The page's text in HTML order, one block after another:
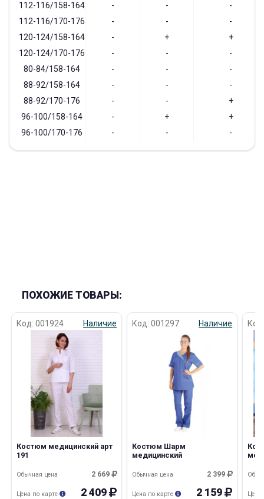
112-116/158-164
- -
-
112-116/170-176
- -
-
120-124/158-164
- +
+
120-124/170-176
- -
-
80-84/158-164
- -
-
88-92/158-164
- -
-
88-92/170-176
- -
+
96-100/158-164
- +
+
96-100/170-176
- - -
ПОХОЖИЕ ТОВАРЫ:
Код: 001924 Наличие
Костюм медицинский арт
191
2 669
Обычная цена
2 409
Цена по карте
Код: 001297 Наличие
Костюм Шарм
медицинский
2 399
Обычная цена
2 159
Цена по карте Цена